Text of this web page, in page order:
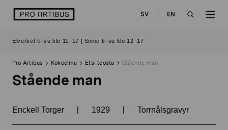
sisältöön
logo SV
EN
Elverket ti–su klo 11–17 | Sinne ti–su klo 12–17
Pro Artibus Kokoelma Etsi teosta Stående man
Stående man
Enckell Torger | 1929 | Torrnålsgravyr